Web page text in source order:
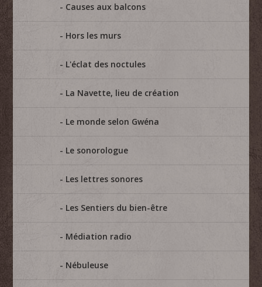
Causes aux balcons
Hors les murs
L'éclat des noctules
La Navette, lieu de création
Le monde selon Gwéna
Le sonorologue
Les lettres sonores
Les Sentiers du bien-être
Médiation radio
Nébuleuse